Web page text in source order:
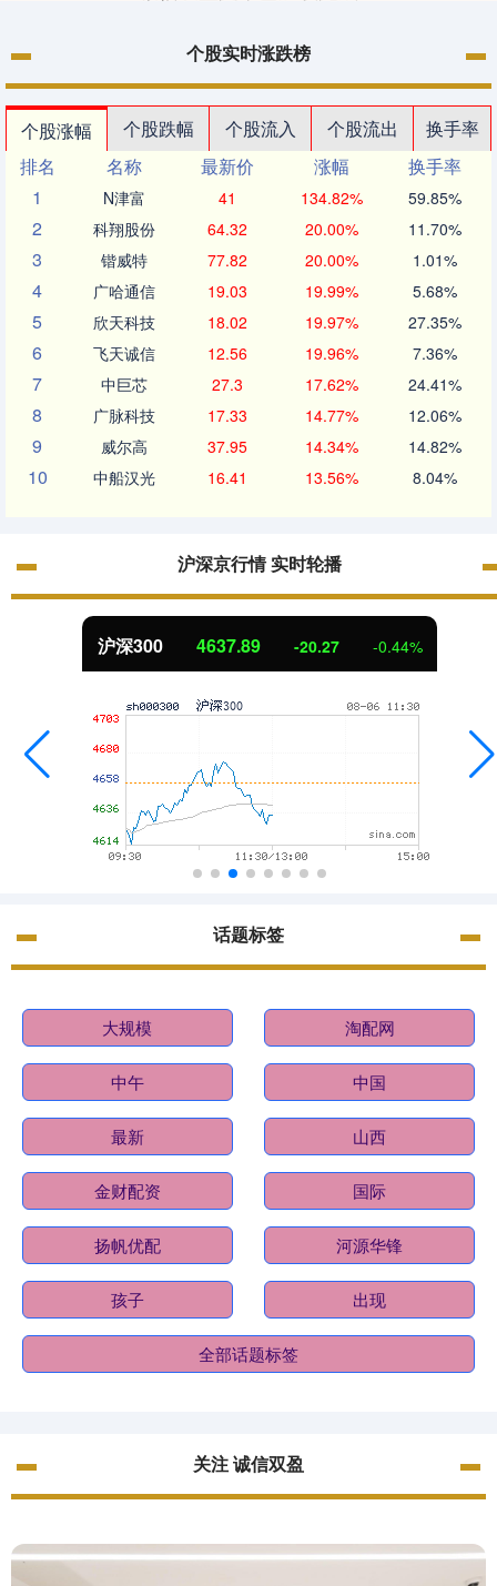
个股实时涨跌榜
个股涨幅 个股跌幅 个股流入 个股流出
换手率
排名
名称 最新价 涨幅
换手率
1
N津富 41 134.82% 59.85%
2 科翔股份 64.32 20.00% 11.70%
3 锴威特 77.82 20.00% 1.01%
4 广哈通信 19.03 19.99% 5.68%
5 欣天科技 18.02 19.97% 27.35%
6 飞天诚信 12.56 19.96% 7.36%
7 中巨芯 27.3 17.62% 24.41%
8 广脉科技 17.33 14.77% 12.06%
9 威尔高 37.95 14.34% 14.82%
10 中船汉光 16.41 13.56% 8.04%
沪深京行情 实时轮播
沪深300 4637.89 -20.27 -0.44%
话题标签
大规模 淘配网
中午 中国
最新 山西
金财配资 国际
扬帆优配 河源华锋
孩子 出现
全部话题标签
关注 诚信双盈